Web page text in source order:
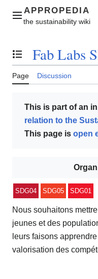
contentMain menu
Toggle the table of
Fab Labs
Page Discussion
This is part of an
relation to the
This page is open
SDG04 SDG05 SDG01
Nous souhaitons
jeunes et des
leurs faisons
valorisation des